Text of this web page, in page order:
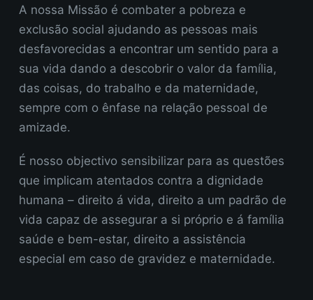
A nossa Missão é combater a pobreza e
exclusão social ajudando as pessoas mais
desfavorecidas a encontrar um sentido para a
sua vida dando a descobrir o valor da família,
das coisas, do trabalho e da maternidade,
sempre com o ênfase na relação pessoal de
amizade.
É nosso objectivo sensibilizar para as questões
que implicam atentados contra a dignidade
humana – direito á vida, direito a um padrão de
vida capaz de assegurar a si próprio e á família
saúde e bem-estar, direito a assistência
especial em caso de gravidez e maternidade.